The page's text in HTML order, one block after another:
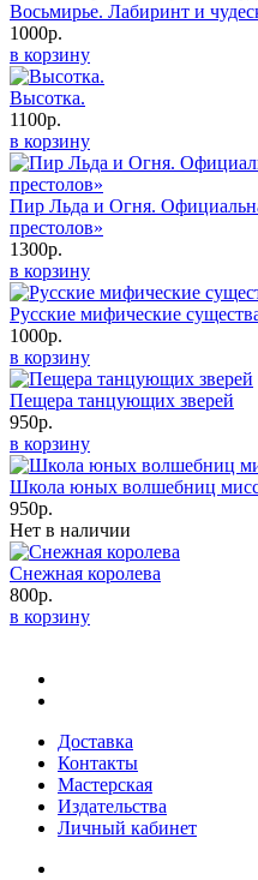
Восьмирье. Лабиринт и
1000р.
в корзину
Высотка.
1100р.
в корзину
Пир Льда и Огня.
престолов»
1300р.
в корзину
Русские мифические
1000р.
в корзину
Пещера танцующих зверей
950р.
в корзину
Школа юных волшебниц мисс
950р.
Нет в наличии
Снежная королева
800р.
в корзину
Доставка
Контакты
Мастерская
Издательства
Личный кабинет